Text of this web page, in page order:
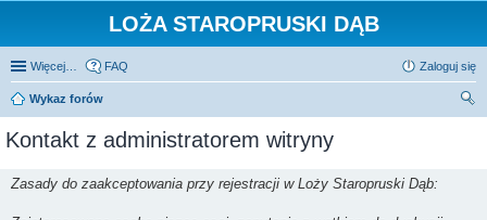
LOŻA STAROPRUSKI DĄB
Więcej… FAQ Zaloguj się
Wykaz forów
Kontakt z administratorem witryny
Zasady do zaakceptowania przy rejestracji w Loży Staropruski Dąb: